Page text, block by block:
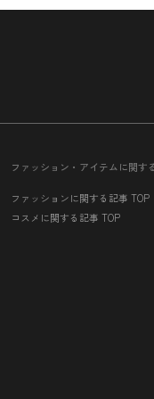
ファッション・アイテムに関す
ファッションに関する記事 TOP
コスメに関する記事 TOP